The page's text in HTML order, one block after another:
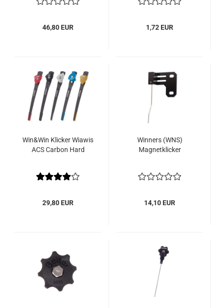
46,80 EUR 1,72 EUR
Win&Win Klicker Wiawis
ACS Carbon Hard
29,80 EUR
Winners (WNS)
Magnetklicker
14,10 EUR